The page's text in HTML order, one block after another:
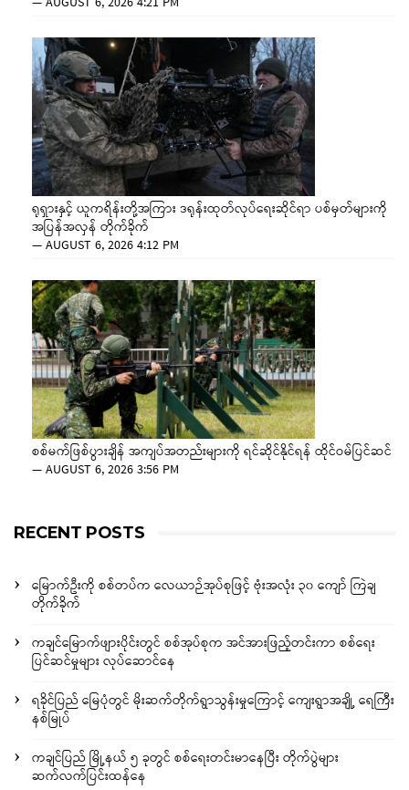
ရုရှားနှင့် ယူကရိန်းတို့အကြား ဒရုန်းထုတ်လုပ်ရေးဆိုင်ရာ ပစ်မှတ်များကို
အပြန်အလှန် တိုက်ခိုက်
—AUGUST 6, 2026 4:12 PM
စစ်မက်ဖြစ်ပွားချိန် အကျပ်အတည်းများကို ရင်ဆိုင်နိုင်ရန် ထိုင်ဝမ်ပြင်ဆင်
—AUGUST 6, 2026 3:56 PM
RECENT POSTS
မြောက်ဦးကို စစ်တပ်က လေယာဉ်အုပ်စုဖြင့် ဗုံးအလုံး ၃၀ ကျော် ကြဲချ
တိုက်ခိုက်
ကချင်မြောက်ဖျားပိုင်းတွင် စစ်အုပ်စုက အင်အားဖြည့်တင်းကာ စစ်ရေး
ပြင်ဆင်မှုများ လုပ်ဆောင်နေ
ရခိုင်ပြည် မြေပုံတွင် မိုးဆက်တိုက်ရွာသွန်းမှုကြောင့် ကျေးရွာအချို့ ရေကြီး
နစ်မြုပ်
ကချင်ပြည် မြို့နယ် ၅ ခုတွင် စစ်ရေးတင်းမာနေပြီး တိုက်ပွဲများ
ဆက်လက်ပြင်းထန်နေ